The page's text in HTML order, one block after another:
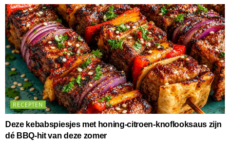
RECEPTEN
Deze kebabspiesjes met honing-citroen-knoflooksaus zijn
dé BBQ-hit van deze zomer